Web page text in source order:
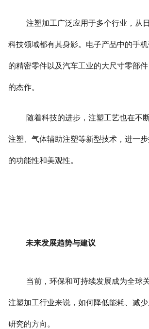
注塑加工广泛应用于多个行业，从
科技领域都有其身影。电子产品中的手
的精密零件以及汽车工业的大尺寸零部
的杰作。
随着科技的进步，注塑工艺也在不
注塑、气体辅助注塑等新型技术，进一
的功能性和美观性。
未来发展趋势与建议
当前，环保和可持续发展成为全球
注塑加工行业来说，如何降低能耗、减
研究的方向。